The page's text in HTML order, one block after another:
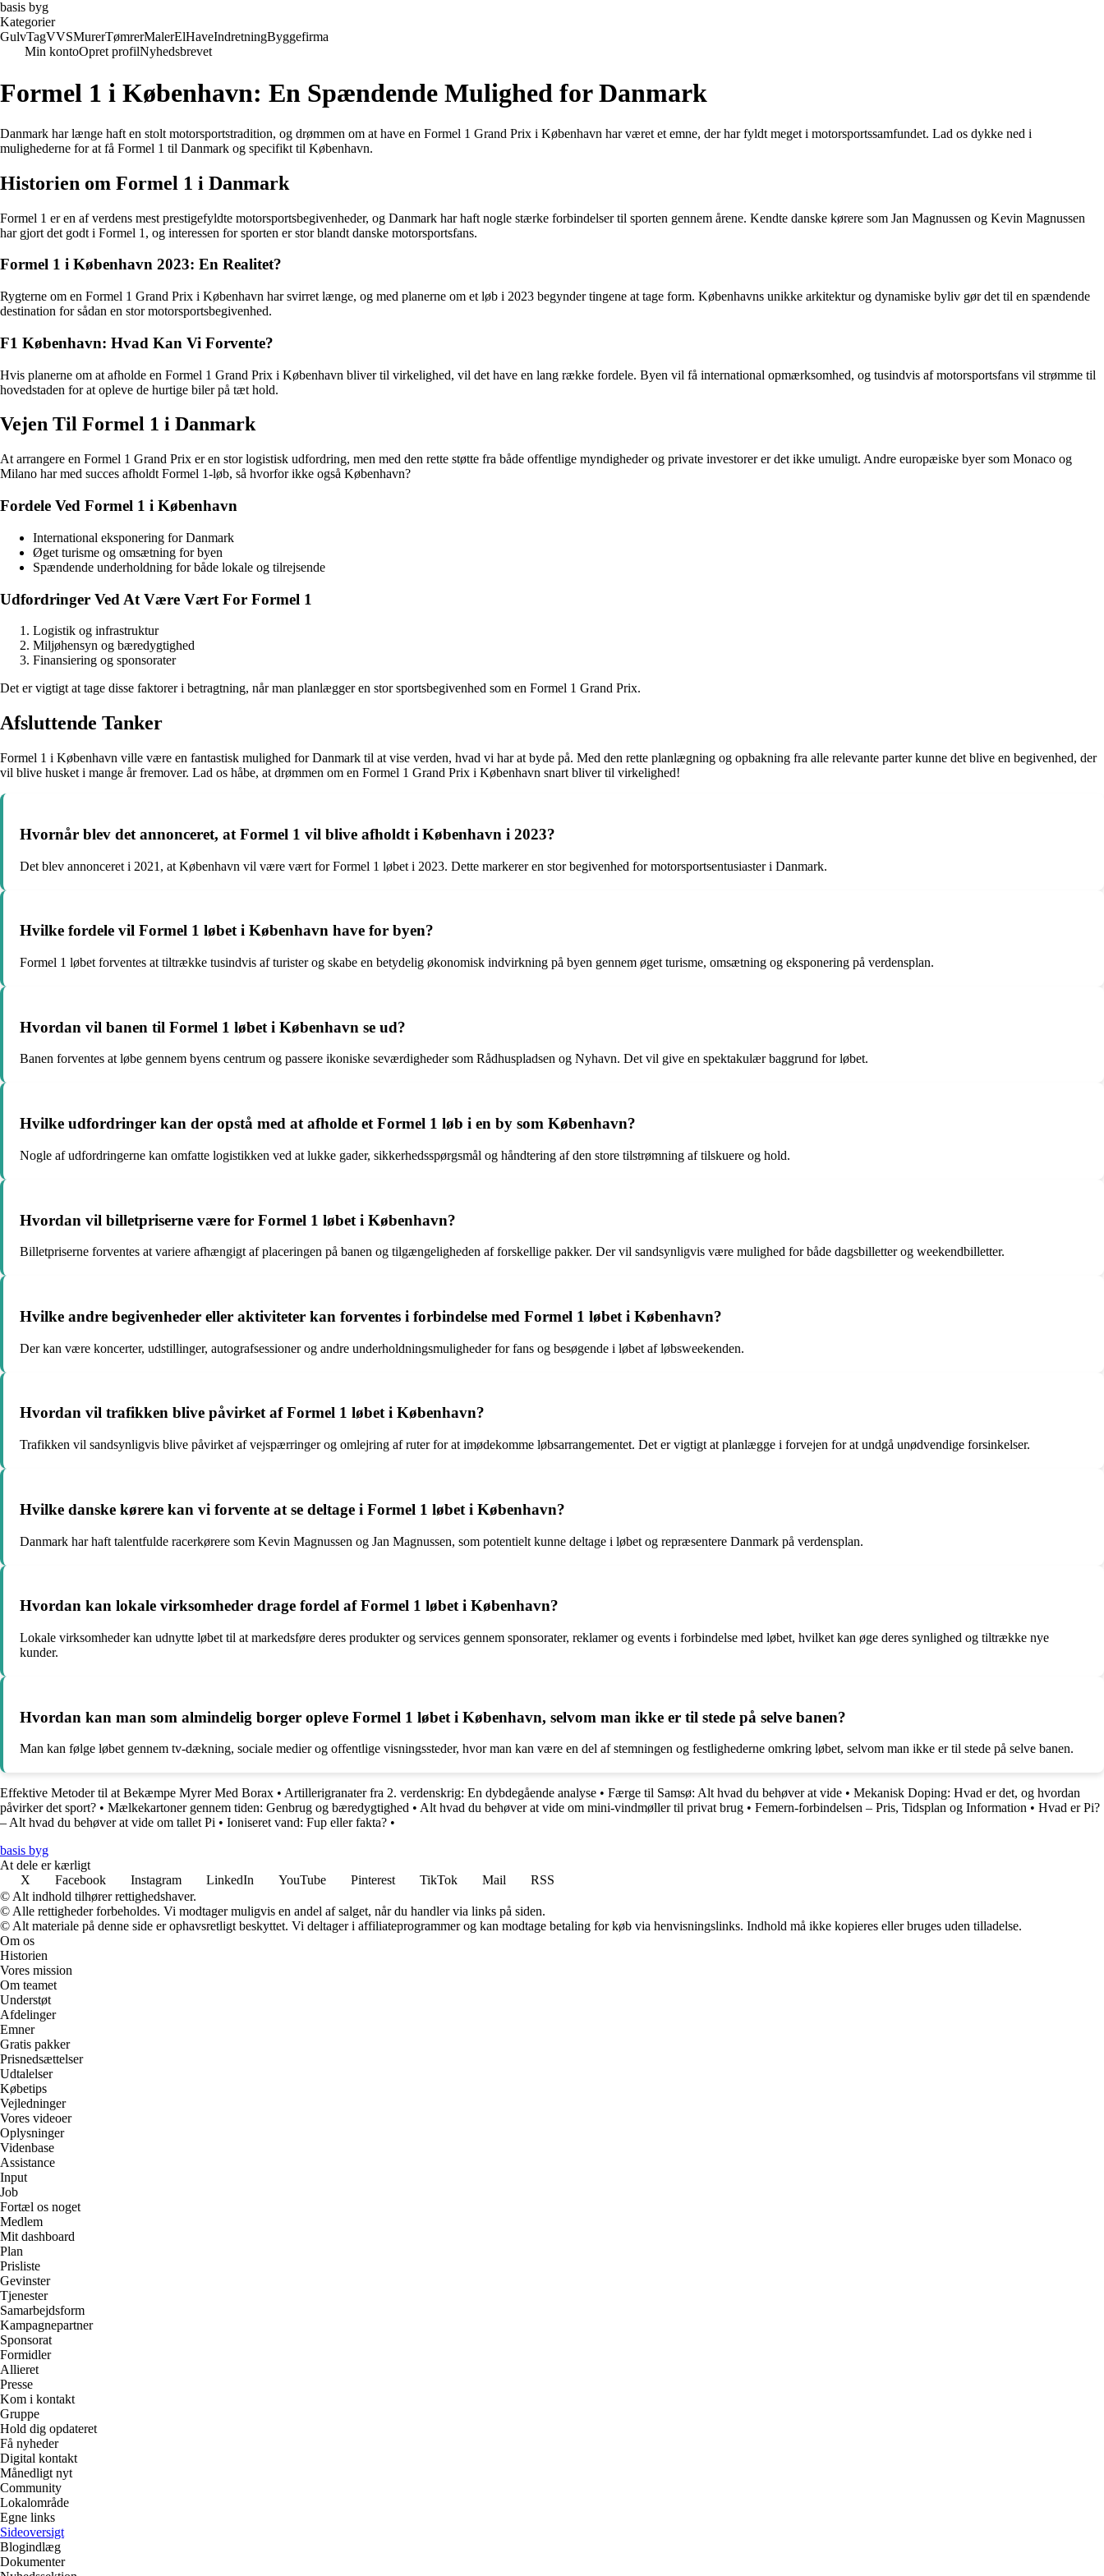
basis byg
Kategorier
GulvTagVVSMurerTømrerMalerElHaveIndretningByggefirma
Min kontoOpret profilNyhedsbrevet
Formel 1 i København: En Spændende Mulighed for Danmark
Danmark har længe haft en stolt motorsportstradition, og drømmen om at have en Formel 1 Grand Prix i København har været et emne, der har fyldt meget i motorsportssamfundet. Lad os dykke ned i
mulighederne for at få Formel 1 til Danmark og specifikt til København.
Historien om Formel 1 i Danmark
Formel 1 er en af verdens mest prestigefyldte motorsportsbegivenheder, og Danmark har haft nogle stærke forbindelser til sporten gennem årene. Kendte danske kørere som Jan Magnussen og Kevin Magnussen
har gjort det godt i Formel 1, og interessen for sporten er stor blandt danske motorsportsfans.
Formel 1 i København 2023: En Realitet?
Rygterne om en Formel 1 Grand Prix i København har svirret længe, og med planerne om et løb i 2023 begynder tingene at tage form. Københavns unikke arkitektur og dynamiske byliv gør det til en spændende
destination for sådan en stor motorsportsbegivenhed.
F1 København: Hvad Kan Vi Forvente?
Hvis planerne om at afholde en Formel 1 Grand Prix i København bliver til virkelighed, vil det have en lang række fordele. Byen vil få international opmærksomhed, og tusindvis af motorsportsfans vil strømme til
hovedstaden for at opleve de hurtige biler på tæt hold.
Vejen Til Formel 1 i Danmark
At arrangere en Formel 1 Grand Prix er en stor logistisk udfordring, men med den rette støtte fra både offentlige myndigheder og private investorer er det ikke umuligt. Andre europæiske byer som Monaco og
Milano har med succes afholdt Formel 1-løb, så hvorfor ikke også København?
Fordele Ved Formel 1 i København
International eksponering for Danmark
Øget turisme og omsætning for byen
Spændende underholdning for både lokale og tilrejsende
Udfordringer Ved At Være Vært For Formel 1
Logistik og infrastruktur
Miljøhensyn og bæredygtighed
Finansiering og sponsorater
Det er vigtigt at tage disse faktorer i betragtning, når man planlægger en stor sportsbegivenhed som en Formel 1 Grand Prix.
Afsluttende Tanker
Formel 1 i København ville være en fantastisk mulighed for Danmark til at vise verden, hvad vi har at byde på. Med den rette planlægning og opbakning fra alle relevante parter kunne det blive en begivenhed, der
vil blive husket i mange år fremover. Lad os håbe, at drømmen om en Formel 1 Grand Prix i København snart bliver til virkelighed!
Hvornår blev det annonceret, at Formel 1 vil blive afholdt i København i 2023?
Det blev annonceret i 2021, at København vil være vært for Formel 1 løbet i 2023. Dette markerer en stor begivenhed for motorsportsentusiaster i Danmark.
Hvilke fordele vil Formel 1 løbet i København have for byen?
Formel 1 løbet forventes at tiltrække tusindvis af turister og skabe en betydelig økonomisk indvirkning på byen gennem øget turisme, omsætning og eksponering på verdensplan.
Hvordan vil banen til Formel 1 løbet i København se ud?
Banen forventes at løbe gennem byens centrum og passere ikoniske seværdigheder som Rådhuspladsen og Nyhavn. Det vil give en spektakulær baggrund for løbet.
Hvilke udfordringer kan der opstå med at afholde et Formel 1 løb i en by som København?
Nogle af udfordringerne kan omfatte logistikken ved at lukke gader, sikkerhedsspørgsmål og håndtering af den store tilstrømning af tilskuere og hold.
Hvordan vil billetpriserne være for Formel 1 løbet i København?
Billetpriserne forventes at variere afhængigt af placeringen på banen og tilgængeligheden af forskellige pakker. Der vil sandsynligvis være mulighed for både dagsbilletter og weekendbilletter.
Hvilke andre begivenheder eller aktiviteter kan forventes i forbindelse med Formel 1 løbet i København?
Der kan være koncerter, udstillinger, autografsessioner og andre underholdningsmuligheder for fans og besøgende i løbet af løbsweekenden.
Hvordan vil trafikken blive påvirket af Formel 1 løbet i København?
Trafikken vil sandsynligvis blive påvirket af vejspærringer og omlejring af ruter for at imødekomme løbsarrangementet. Det er vigtigt at planlægge i forvejen for at undgå unødvendige forsinkelser.
Hvilke danske kørere kan vi forvente at se deltage i Formel 1 løbet i København?
Danmark har haft talentfulde racerkørere som Kevin Magnussen og Jan Magnussen, som potentielt kunne deltage i løbet og repræsentere Danmark på verdensplan.
Hvordan kan lokale virksomheder drage fordel af Formel 1 løbet i København?
Lokale virksomheder kan udnytte løbet til at markedsføre deres produkter og services gennem sponsorater, reklamer og events i forbindelse med løbet, hvilket kan øge deres synlighed og tiltrække nye
kunder.
Hvordan kan man som almindelig borger opleve Formel 1 løbet i København, selvom man ikke er til stede på selve banen?
Man kan følge løbet gennem tv-dækning, sociale medier og offentlige visningssteder, hvor man kan være en del af stemningen og festlighederne omkring løbet, selvom man ikke er til stede på selve banen.
Effektive Metoder til at Bekæmpe Myrer Med Borax • Artillerigranater fra 2. verdenskrig: En dybdegående analyse • Færge til Samsø: Alt hvad du behøver at vide • Mekanisk Doping: Hvad er det, og hvordan
påvirker det sport? • Mælkekartoner gennem tiden: Genbrug og bæredygtighed • Alt hvad du behøver at vide om mini-vindmøller til privat brug • Femern-forbindelsen – Pris, Tidsplan og Information • Hvad er Pi?
– Alt hvad du behøver at vide om tallet Pi • Ioniseret vand: Fup eller fakta? •
basis byg
At dele er kærligt
X
Facebook Instagram LinkedIn YouTube Pinterest TikTok Mail
RSS
© Alt indhold tilhører rettighedshaver.
© Alle rettigheder forbeholdes. Vi modtager muligvis en andel af salget, når du handler via links på siden.
© Alt materiale på denne side er ophavsretligt beskyttet. Vi deltager i affiliateprogrammer og kan modtage betaling for køb via henvisningslinks. Indhold må ikke kopieres eller bruges uden tilladelse.
Om os
Historien
Vores mission
Om teamet
Understøt
Afdelinger
Emner
Gratis pakker
Prisnedsættelser
Udtalelser
Købetips
Vejledninger
Vores videoer
Oplysninger
Videnbase
Assistance
Input
Job
Fortæl os noget
Medlem
Mit dashboard
Plan
Prisliste
Gevinster
Tjenester
Samarbejdsform
Kampagnepartner
Sponsorat
Formidler
Allieret
Presse
Kom i kontakt
Gruppe
Hold dig opdateret
Få nyheder
Digital kontakt
Månedligt nyt
Community
Lokalområde
Egne links
Sideoversigt
Blogindlæg
Dokumenter